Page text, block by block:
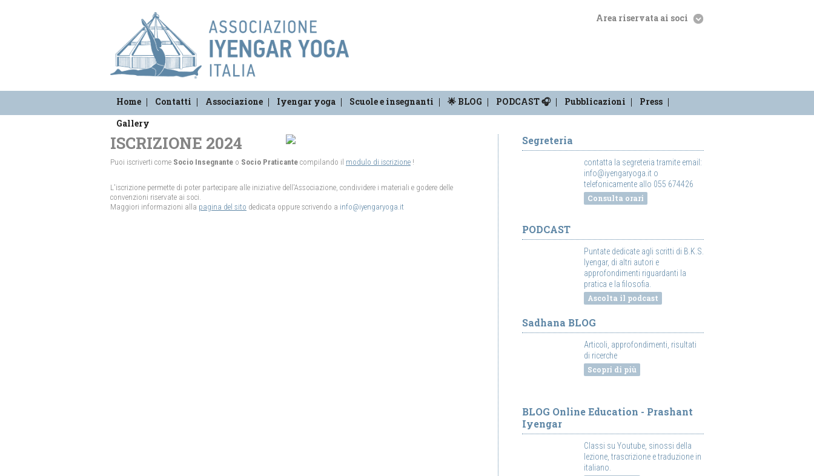
Area riservata ai soci
Home Contatti Associazione Iyengar yoga Scuole e insegnanti 🌟 BLOG PODCAST 🎧 Pubblicazioni
Press
Gallery
ISCRIZIONE 2024
Puoi iscriverti come Socio Insegnante o Socio Praticante compilando il modulo di iscrizione !
L'iscrizione permette di poter partecipare alle iniziative dell'Associazione, condividere i materiali e godere delle
convenzioni riservate ai soci.
Maggiori informazioni alla pagina del sito dedicata oppure scrivendo a info@iyengaryoga.it
Segreteria
contatta la segreteria tramite email:
info@iyengaryoga.it o
telefonicamente allo 055 674426
Consulta orari
PODCAST
Puntate dedicate agli scritti di B.K.S.
Iyengar, di altri autori e
approfondimenti riguardanti la
pratica e la filosofia.
Ascolta il podcast
Sadhana BLOG
Articoli, approfondimenti, risultati
di ricerche
Scopri di più
BLOG Online Education - Prashant
Iyengar
Classi su Youtube, sinossi della
lezione, trascrizione e traduzione in
italiano.